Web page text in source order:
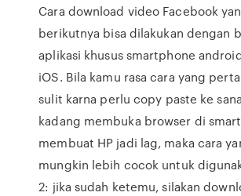
Cara download video Facebook
berikutnya bisa dilakukan dengan
aplikasi khusus smartphone
iOS. Bila kamu rasa cara yang
sulit karna perlu copy paste ke
kadang membuka browser di
membuat HP jadi lag, maka cara
mungkin lebih cocok untuk
2: jika sudah ketemu, silakan